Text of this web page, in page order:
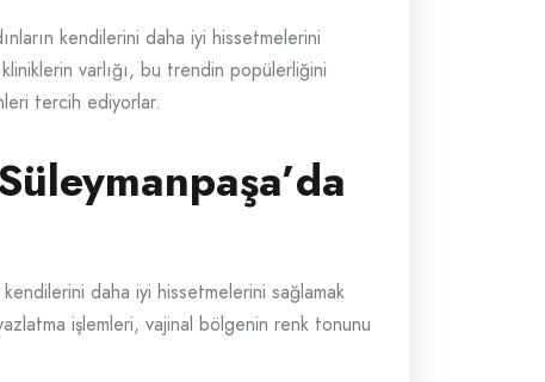
kendilerini daha iyi hissetmelerini
varlığı, bu trendin popülerliğini
tercih ediyorlar.
daha iyi hissetmelerini sağlamak
işlemleri, vajinal bölgenin renk tonunu